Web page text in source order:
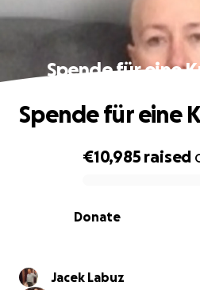
Spende für eine
0% complete
€10,985 raised
Donate
Spende für eine
Jacek Labuz